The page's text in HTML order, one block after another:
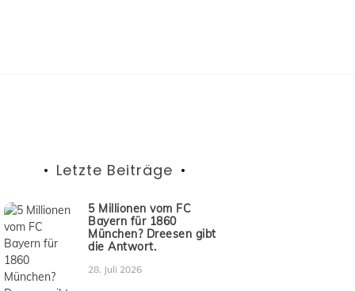
Letzte Beiträge
5 Millionen vom FC
Bayern für 1860
München? Dreesen gibt
die Antwort.
28. Juli 2026